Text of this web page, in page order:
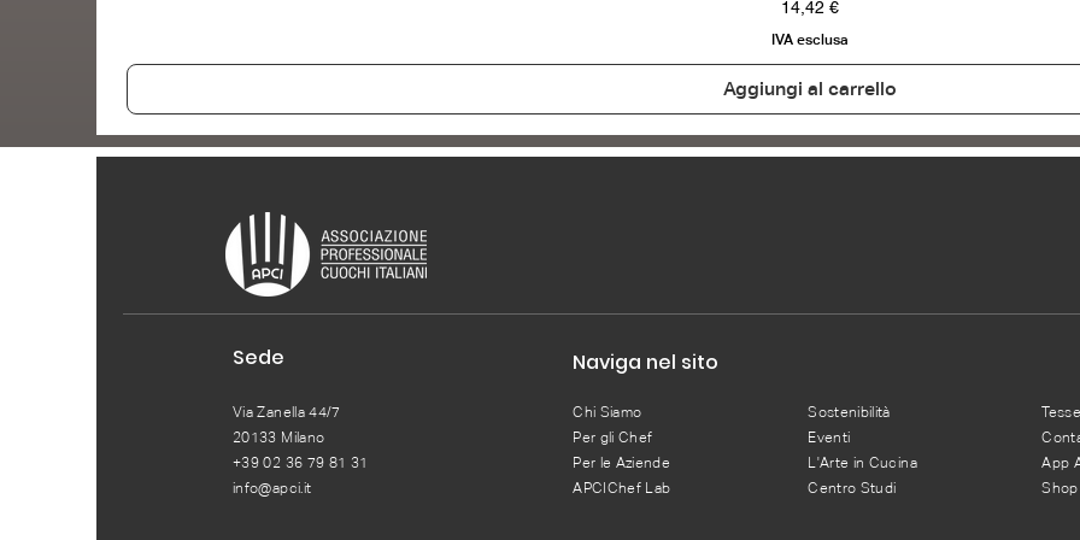
Prezzo
14,42 €
IVA esclusa
Aggiungi al carrello
Sede
Via Zanella 44/7
20133 Milano
+39 02 36 79 81 31
info@apci.it
Naviga nel sito
Chi Siamo
Per gli Chef
Per le Aziende
APCIChef Lab
Sostenibilità
Eventi
L'Arte in Cucina
Centro Studi
App
Shop